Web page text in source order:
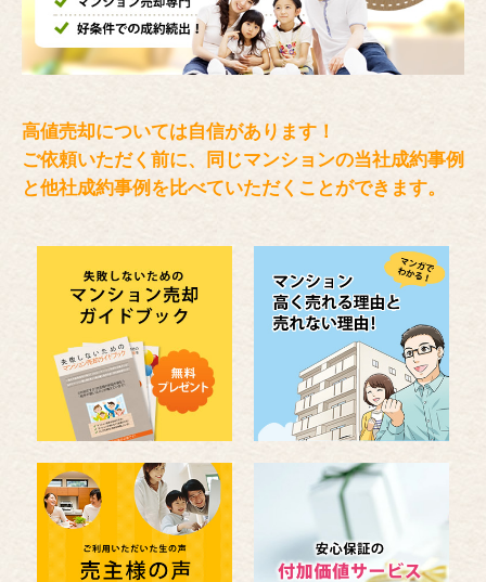
高値売却については自信があります！
ご依頼いただく前に、同じマンションの当社成約事例
と他社成約事例を比べていただくことができます。